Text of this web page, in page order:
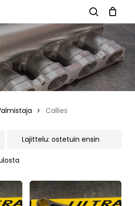
search
Close
Cart
Callies
Suosituimmat
Close
Filters